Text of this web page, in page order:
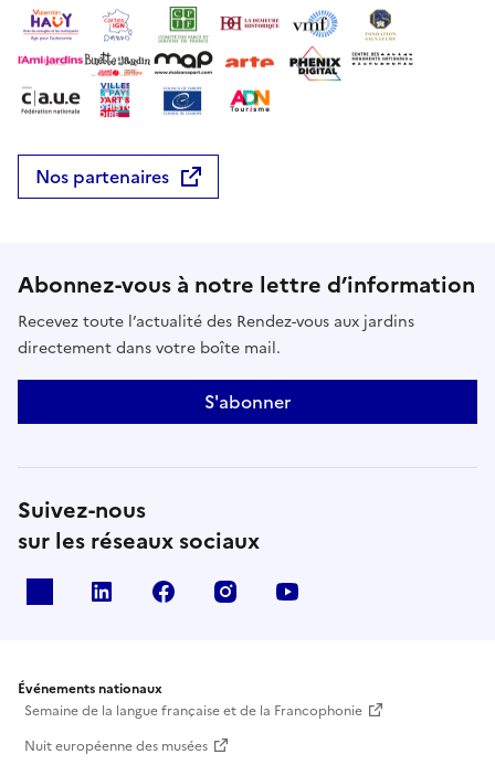
Nos partenaires
Abonnez-vous à notre lettre d’information
Recevez toute l’actualité des Rendez-vous aux jardins
directement dans votre boîte mail.
S'abonner
Suivez-nous
sur les réseaux sociaux
Linkedin Facebook Instagram
Événements nationaux
Semaine de la langue française et de la Francophonie
Nuit européenne des musées